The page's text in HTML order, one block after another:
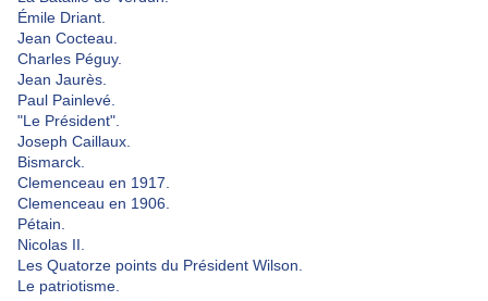
Émile Driant.
Jean Cocteau.
Charles Péguy.
Jean Jaurès.
Paul Painlevé.
"Le Président".
Joseph Caillaux.
Bismarck.
Clemenceau en 1917.
Clemenceau en 1906.
Pétain.
Nicolas II.
Les Quatorze points du Président Wilson.
Le patriotisme.